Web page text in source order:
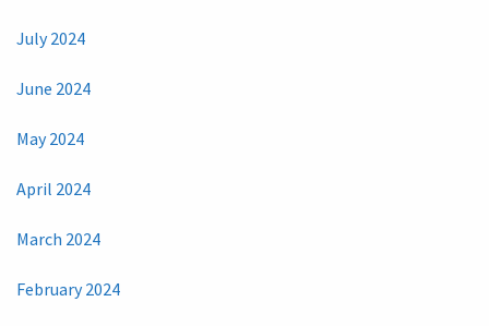
July 2024
June 2024
May 2024
April 2024
March 2024
February 2024